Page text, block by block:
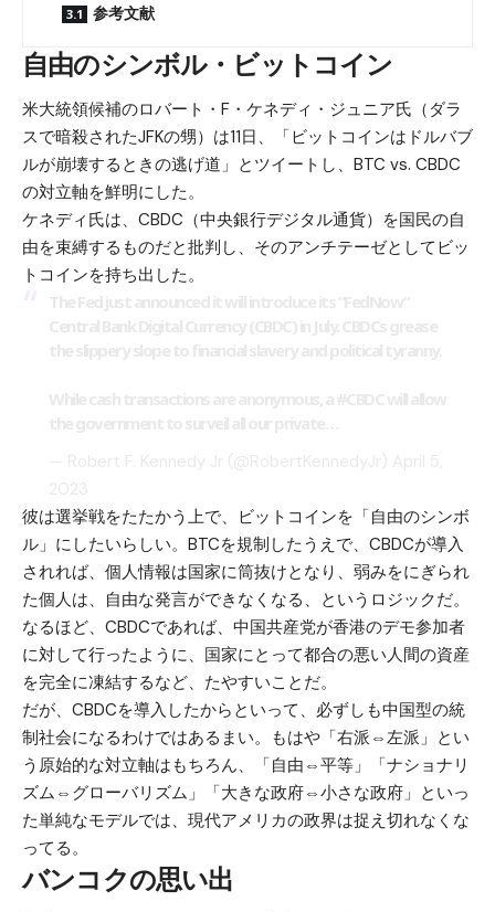
参考文献
自由のシンボル・ビットコイン
米大統領候補のロバート・F・ケネディ・ジュニア氏（ダラ
スで暗殺されたJFKの甥）は11日、「ビットコインはドルバブ
ルが崩壊するときの逃げ道」とツイートし、BTC vs. CBDC
の対立軸を鮮明にした。
ケネディ氏は、CBDC（中央銀行デジタル通貨）を国民の自
由を束縛するものだと批判し、そのアンチテーゼとしてビッ
トコインを持ち出した。
彼は選挙戦をたたかう上で、ビットコインを「自由のシンボ
ル」にしたいらしい。BTCを規制したうえで、CBDCが導入
されれば、個人情報は国家に筒抜けとなり、弱みをにぎられ
た個人は、自由な発言ができなくなる、というロジックだ。
なるほど、CBDCであれば、中国共産党が香港のデモ参加者
に対して行ったように、国家にとって都合の悪い人間の資産
を完全に凍結するなど、たやすいことだ。
だが、CBDCを導入したからといって、必ずしも中国型の統
制社会になるわけではあるまい。もはや「右派⇔左派」とい
う原始的な対立軸はもちろん、「自由⇔平等」「ナショナリ
ズム⇔グローバリズム」「大きな政府⇔小さな政府」といっ
た単純なモデルでは、現代アメリカの政界は捉え切れなくな
ってる。
バンコクの思い出